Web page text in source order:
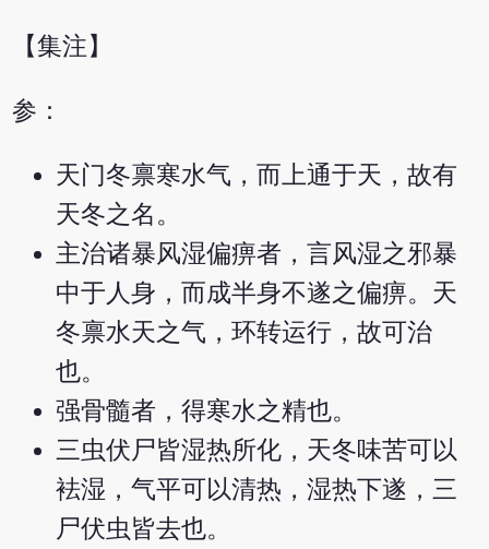
【集注】
参：
天门冬禀寒水气，而上通于天，故有
天冬之名。
主治诸暴风湿偏痹者，言风湿之邪暴
中于人身，而成半身不遂之偏痹。天
冬禀水天之气，环转运行，故可治
也。
强骨髓者，得寒水之精也。
三虫伏尸皆湿热所化，天冬味苦可以
袪湿，气平可以清热，湿热下遂，三
尸伏虫皆去也。